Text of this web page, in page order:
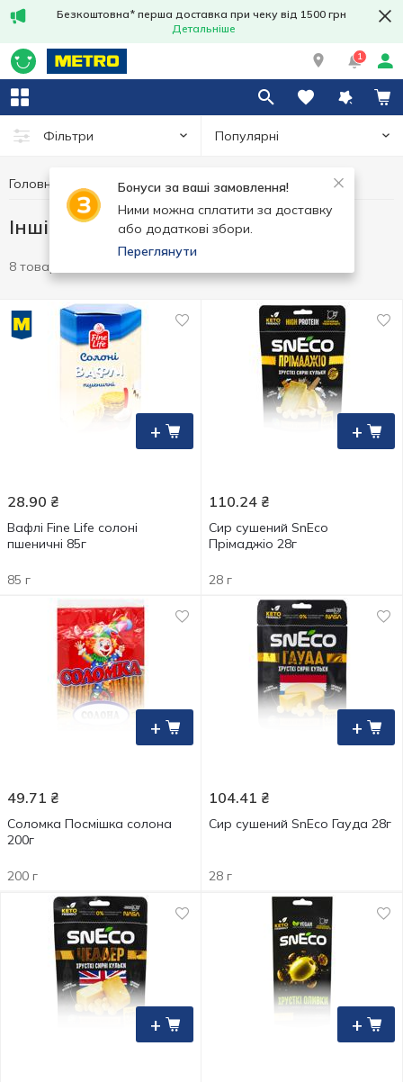
Безкоштовна* перша доставка при чеку від 1500 грн
Детальніше
1
Фільтри Популярні
Бонуси за ваші замовлення!
Ними можна сплатити за доставку
або додаткові збори.
Переглянути
Головна Чипси та снеки Інші снеки
Інші снеки
8 товарів
+
28.90 ₴
Вафлі Fine Life солоні
пшеничні 85г
85 г
+
110.24 ₴
Сир сушений SnEco
Прімаджіо 28г
28 г
+
49.71 ₴
Соломка Посмішка солона
200г
200 г
+
104.41 ₴
Сир сушений SnEco Гауда 28г
28 г
+ +